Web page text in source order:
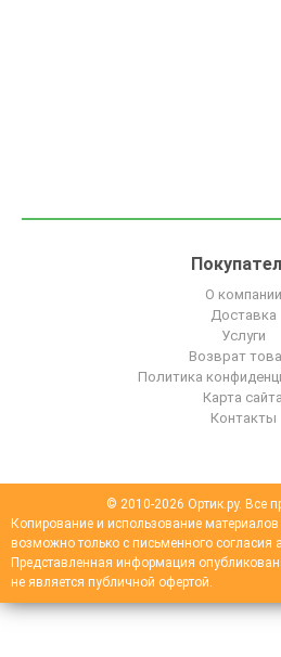
О компании
Доставка
Услуги
Возврат
Политика
Карта сайта
Контакты
© 2010-2026 Ортик.ру. Все
Копирование и использование
возможно только с письменного согласия
Представленная информация
не является публичной офертой.